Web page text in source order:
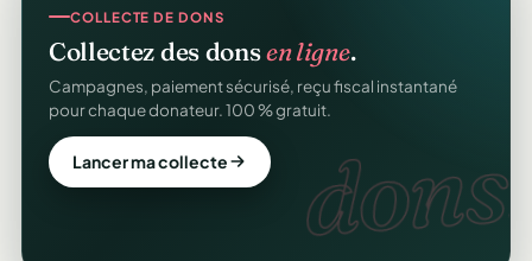
dons.
COLLECTE DE DONS
Collectez des donsen ligne.
Campagnes, paiement sécurisé, reçu fiscal instantané
pour chaque donateur. 100 % gratuit.
Lancer ma collecte